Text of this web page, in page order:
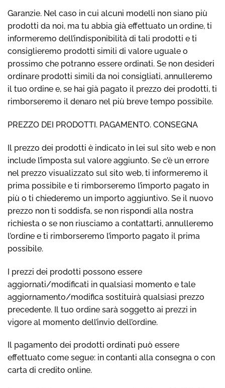
Garanzie. Nel caso in cui alcuni modelli non siano più
prodotti da noi, ma tu abbia già effettuato un ordine, ti
informeremo dell’indisponibilità di tali prodotti e ti
consiglieremo prodotti simili di valore uguale o
prossimo che potranno essere ordinati. Se non desideri
ordinare prodotti simili da noi consigliati, annulleremo
il tuo ordine e, se hai già pagato il prezzo dei prodotti, ti
rimborseremo il denaro nel più breve tempo possibile.
PREZZO DEI PRODOTTI. PAGAMENTO. CONSEGNA
Il prezzo dei prodotti è indicato in lei sul sito web e non
include l’imposta sul valore aggiunto. Se c’è un errore
nel prezzo visualizzato sul sito web, ti informeremo il
prima possibile e ti rimborseremo l’importo pagato in
più o ti chiederemo un importo aggiuntivo. Se il nuovo
prezzo non ti soddisfa, se non rispondi alla nostra
richiesta o se non riusciamo a contattarti, annulleremo
l’ordine e ti rimborseremo l’importo pagato il prima
possibile.
I prezzi dei prodotti possono essere
aggiornati/modificati in qualsiasi momento e tale
aggiornamento/modifica sostituirà qualsiasi prezzo
precedente. Il tuo ordine sarà soggetto ai prezzi in
vigore al momento dell’invio dell’ordine.
Il pagamento dei prodotti ordinati può essere
effettuato come segue: in contanti alla consegna o con
carta di credito online.